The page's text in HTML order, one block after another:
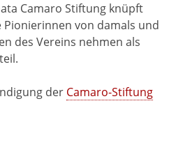
Camaro Stiftung knüpft
von damals und
des Vereins nehmen als
der Camaro-Stiftung